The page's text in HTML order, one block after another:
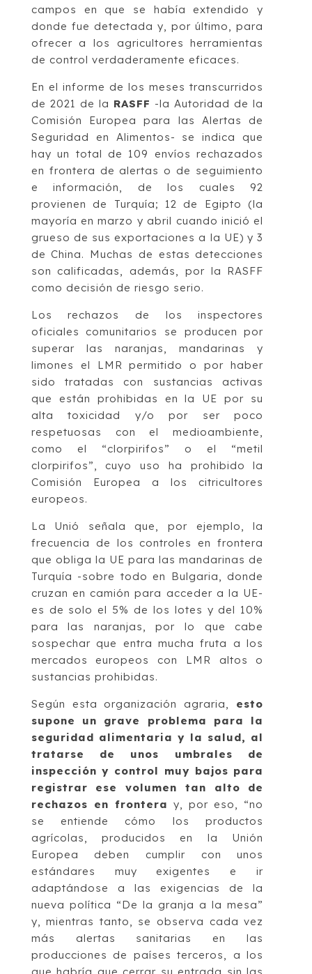
campos en que se había extendido y
donde fue detectada y, por último, para
ofrecer a los agricultores herramientas
de control verdaderamente eficaces.
En el informe de los meses transcurridos
de 2021 de la RASFF -la Autoridad de la
Comisión Europea para las Alertas de
Seguridad en Alimentos- se indica que
hay un total de 109 envíos rechazados
en frontera de alertas o de seguimiento
e información, de los cuales 92
provienen de Turquía; 12 de Egipto (la
mayoría en marzo y abril cuando inició el
grueso de sus exportaciones a la UE) y 3
de China. Muchas de estas detecciones
son calificadas, además, por la RASFF
como decisión de riesgo serio.
Los rechazos de los inspectores
oficiales comunitarios se producen por
superar las naranjas, mandarinas y
limones el LMR permitido o por haber
sido tratadas con sustancias activas
que están prohibidas en la UE por su
alta toxicidad y/o por ser poco
respetuosas con el medioambiente,
como el “clorpirifos” o el “metil
clorpirifos”, cuyo uso ha prohibido la
Comisión Europea a los citricultores
europeos.
La Unió señala que, por ejemplo, la
frecuencia de los controles en frontera
que obliga la UE para las mandarinas de
Turquía -sobre todo en Bulgaria, donde
cruzan en camión para acceder a la UE-
es de solo el 5% de los lotes y del 10%
para las naranjas, por lo que cabe
sospechar que entra mucha fruta a los
mercados europeos con LMR altos o
sustancias prohibidas.
Según esta organización agraria, esto
supone un grave problema para la
seguridad alimentaria y la salud, al
tratarse de unos umbrales de
inspección y control muy bajos para
registrar ese volumen tan alto de
rechazos en frontera y, por eso, “no
se entiende cómo los productos
agrícolas, producidos en la Unión
Europea deben cumplir con unos
estándares muy exigentes e ir
adaptándose a las exigencias de la
nueva política “De la granja a la mesa”
y, mientras tanto, se observa cada vez
más alertas sanitarias en las
producciones de países terceros, a los
que habría que cerrar su entrada sin las